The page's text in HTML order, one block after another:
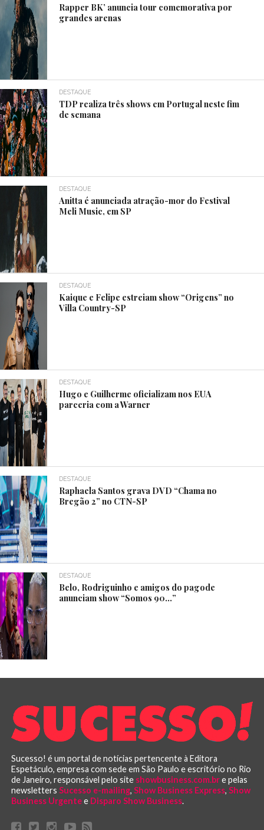
Rapper BK’ anuncia tour comemorativa por
grandes arenas
DESTAQUE
TDP realiza três shows em Portugal neste fim
de semana
DESTAQUE
Anitta é anunciada atração-mor do Festival
Meli Music, em SP
DESTAQUE
Kaique e Felipe estreiam show “Origens” no
Villa Country-SP
DESTAQUE
Hugo e Guilherme oficializam nos EUA
parceria com a Warner
DESTAQUE
Raphaela Santos grava DVD “Chama no
Bregão 2” no CTN-SP
DESTAQUE
Belo, Rodriguinho e amigos do pagode
anunciam show “Somos 90…”
Sucesso! é um portal de notícias pertencente à Editora
Espetáculo, empresa com sede em São Paulo e escritório no Rio
de Janeiro, responsável pelo site showbusiness.com.bre pelas
newsletters Sucesso e-mailing, Show Business Express, Show
Business Urgentee Disparo Show Business.